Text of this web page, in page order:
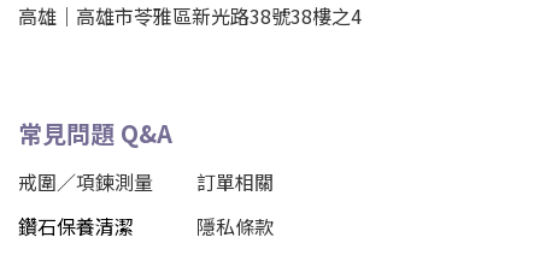
高雄｜ 高雄市苓雅區新光路38號38樓之4
常見問題 Q&A
戒圍／項鍊測量
訂單相關
鑽石保養清潔
隱私條款